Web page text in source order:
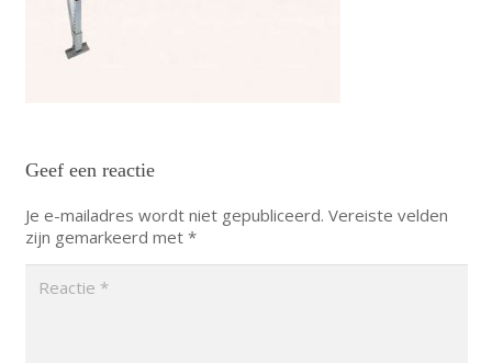
Geef een reactie
Je e-mailadres wordt niet gepubliceerd. Vereiste velden
zijn gemarkeerd met *